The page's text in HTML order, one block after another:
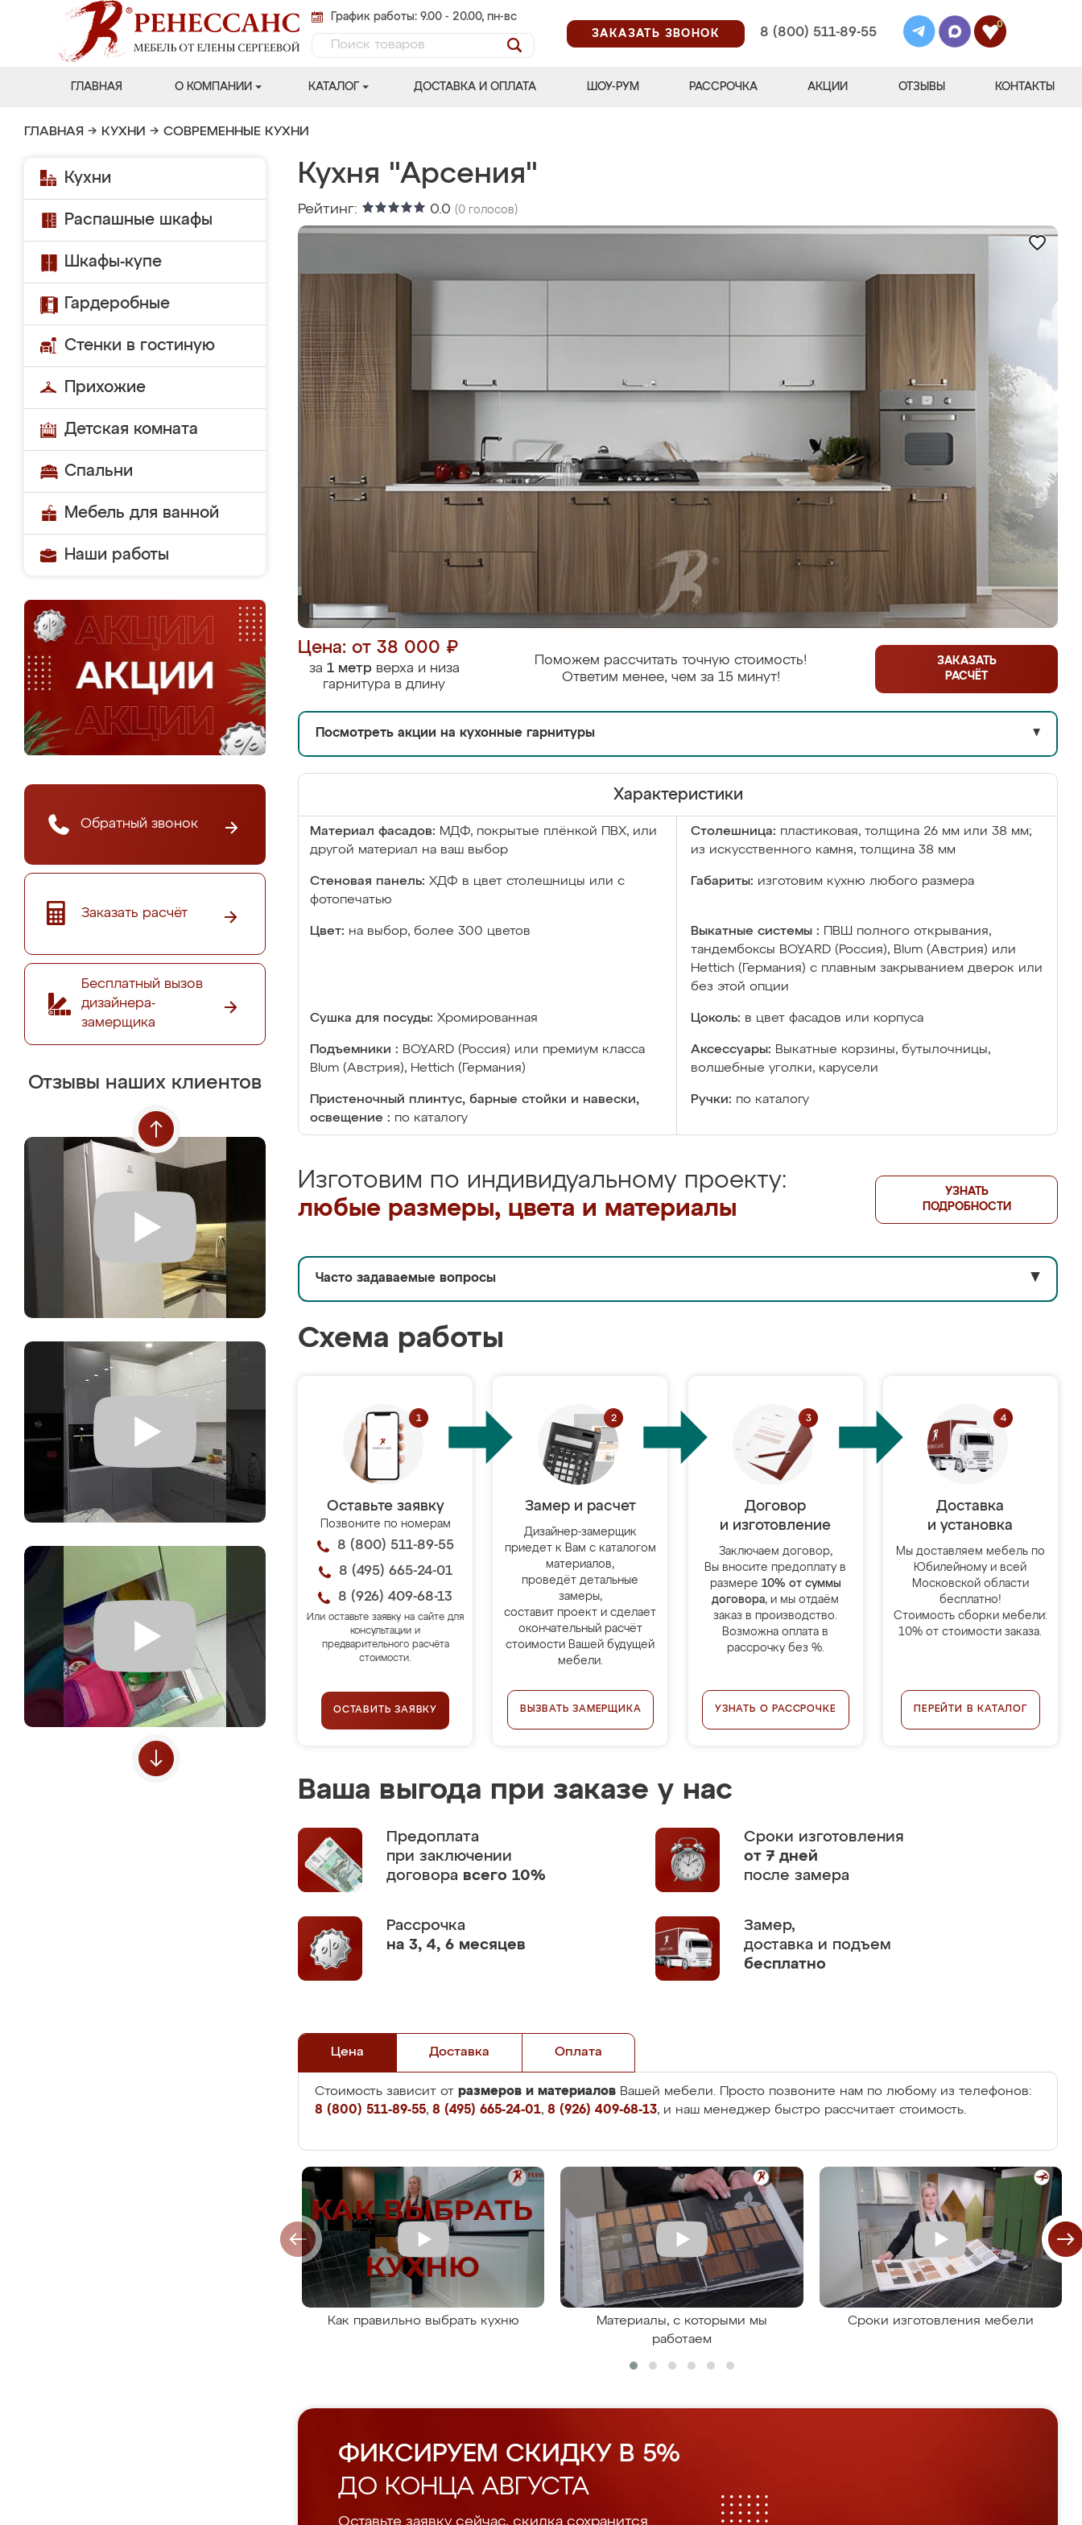
График работы: 9.00 - 20.00, пн-вс
ЗАКАЗАТЬ ЗВОНОК
8 (800) 511-89-55
0
ГЛАВНАЯ О КОМПАНИИ КАТАЛОГ ДОСТАВКА И ОПЛАТА ШОУ-РУМ РАССРОЧКА АКЦИИ ОТЗЫВЫ КОНТАКТЫ
ГЛАВНАЯ → КУХНИ → СОВРЕМЕННЫЕ КУХНИ
Кухни
Распашные шкафы
Шкафы-купе
Гардеробные
Стенки в гостиную
Прихожие
Детская комната
Спальни
Мебель для ванной
Наши работы
Обратный звонок
Заказать расчёт
Бесплатный вызов
дизайнера-
замерщика
Отзывы наших клиентов
Кухня "Арсения"
Рейтинг: 0.0 (0 голосов)
Цена: от 38 000 ₽
за 1 метрверха и низа
гарнитура в длину
Поможем рассчитать точную стоимость!
Ответим менее, чем за 15 минут!
ЗАКАЗАТЬ
РАСЧЁТ
Посмотреть акции на кухонные гарнитуры ▼
Характеристики
Материал фасадов: МДФ, покрытые плёнкой ПВХ, или
другой материал на ваш выбор
Столешница: пластиковая, толщина 26 мм или 38 мм;
из искусственного камня, толщина 38 мм
Стеновая панель: ХДФ в цвет столешницы или с
фотопечатью
Габариты: изготовим кухню любого размера
Цвет: на выбор, более 300 цветов Выкатные системы :
ПВШ полного открывания,
тандембоксы BOYARD (Россия), Blum (Австрия) или
Hettich (Германия) с плавным закрыванием дверок или
без этой опции
Сушка для посуды: Хромированная Цоколь: в цвет фасадов или корпуса
Подъемники : BOYARD (Россия) или премиум класса
Blum (Австрия), Hettich (Германия)
Аксессуары: Выкатные корзины, бутылочницы,
волшебные уголки, карусели
Пристеночный плинтус, барные стойки и навески,
освещение : по каталогу
Ручки: по каталогу
Изготовим по индивидуальному проекту:
любые размеры, цвета и материалы
УЗНАТЬ
ПОДРОБНОСТИ
Часто задаваемые вопросы ▼
Схема работы
Оставьте заявку
Позвоните по номерам
8 (800) 511-89-55
8 (495) 665-24-01
8 (926) 409-68-13
Или оставьте заявку на сайте для
консультации и
предварительного расчёта
стоимости.
ОСТАВИТЬ ЗАЯВКУ
Замер и расчет
Дизайнер-замерщик
приедет к Вам с каталогом
материалов,
проведёт детальные
замеры,
составит проект и сделает
окончательный расчёт
стоимости Вашей будущей
мебели.
ВЫЗВАТЬ ЗАМЕРЩИКА
Договор
и изготовление
Заключаем договор,
Вы вносите предоплату в
размере 10% от суммы
договора, и мы отдаём
заказ в производство.
Возможна оплата в
рассрочку без %.
УЗНАТЬ О РАССРОЧКЕ
Доставка
и установка
Мы доставляем мебель по
Юбилейному и всей
Московской области
бесплатно!
Стоимость сборки мебели:
10% от стоимости заказа.
ПЕРЕЙТИ В КАТАЛОГ
Ваша выгода при заказе у нас
Предоплата
при заключении
договора всего 10%
Сроки изготовления
от 7 дней
после замера
Рассрочка
на 3, 4, 6 месяцев
Замер,
доставка и подъем
бесплатно
Цена Доставка Оплата
Стоимость зависит от размеров и материалов Вашей мебели. Просто позвоните нам по любому из телефонов:
8 (800) 511-89-55, 8 (495) 665-24-01, 8 (926) 409-68-13, и наш менеджер быстро рассчитает стоимость.
Как правильно выбрать кухню
Материалы, с которыми мы
работаем
Сроки изготовления мебели
ФИКСИРУЕМ СКИДКУ В 5%
ДО КОНЦА АВГУСТА
Оставьте заявку сейчас, скидка сохранится.